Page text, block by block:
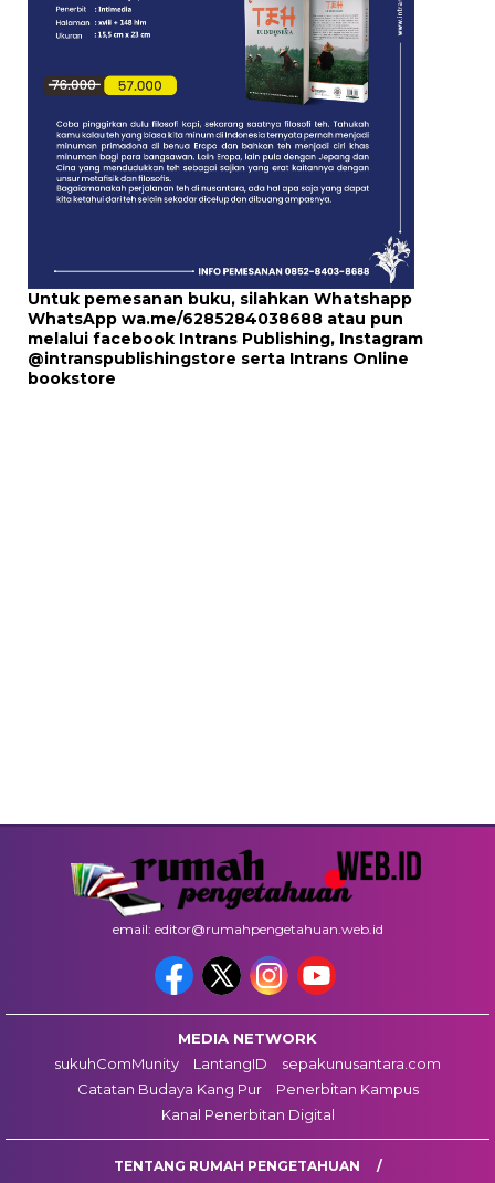
Untuk pemesanan buku, silahkan Whatshapp
WhatsApp wa.me/6285284038688 atau pun
melalui facebook Intrans Publishing, Instagram
@intranspublishingstore serta Intrans Online
bookstore
email: editor@rumahpengetahuan.web.id
MEDIA NETWORK
sukuhComMunity
LantangID
sepakunusantara.com
Catatan Budaya Kang Pur
Penerbitan Kampus
Kanal Penerbitan Digital
TENTANG RUMAH PENGETAHUAN